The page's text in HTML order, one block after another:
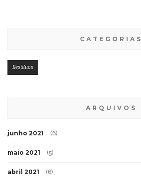
CATEGORIAS
Resíduos
ARQUIVOS
junho 2021 (6)
maio 2021 (5)
abril 2021 (6)